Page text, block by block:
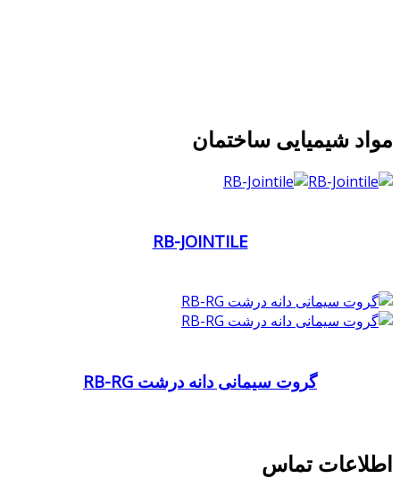
مواد شیمیایی ساختمان
RB-JOINTILE
گروت سیمانی دانه درشت RB-RG
اطلاعات تماس